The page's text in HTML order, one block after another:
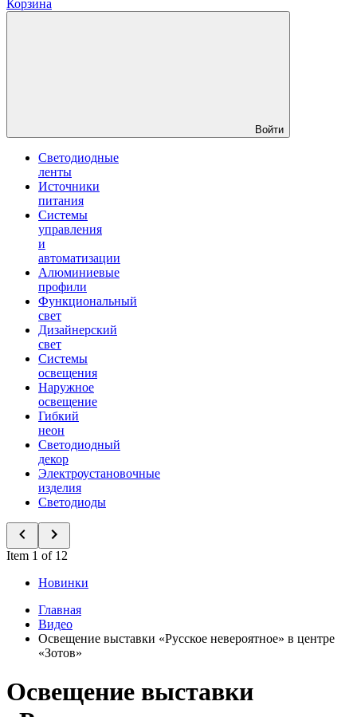
Корзина
Войти
Светодиодные
ленты
Источники
питания
Системы
управления
и
автоматизации
Алюминиевые
профили
Функциональный
свет
Дизайнерский
свет
Системы
освещения
Наружное
освещение
Гибкий
неон
Светодиодный
декор
Электроустановочные
изделия
Светодиоды
Item 1 of 12
Новинки
Главная
Видео
Освещение выставки «Русское невероятное» в центре
«Зотов»
Освещение выставки